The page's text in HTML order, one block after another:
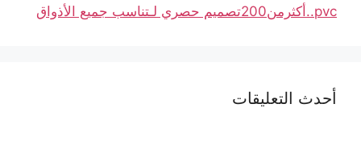
pvc..أكثرمن200تصميم حصري لـتناسب جميع الأذواق
أحدث التعليقات